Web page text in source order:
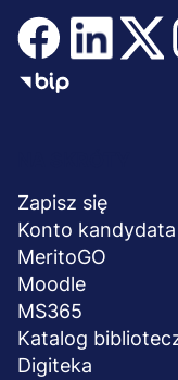
stopka
Zapisz się
Konto kandydata
MeritoGO
Moodle
MS365
Katalog
Digiteka